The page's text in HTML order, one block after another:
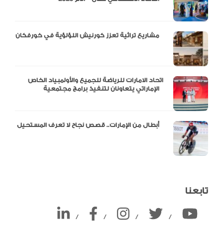
اتحاد الامارات للرياضة للجميع والأولمبياد الخاص
تابعنا
/ / / /